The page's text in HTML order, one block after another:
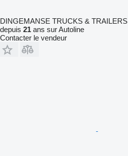
DINGEMANSE TRUCKS & TRAILERS
depuis 21 ans sur Autoline
Contacter le vendeur